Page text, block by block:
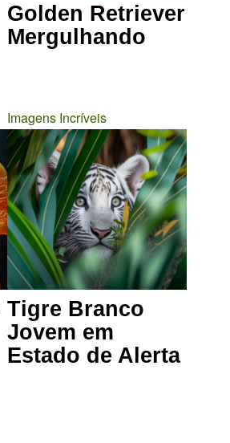
Golden Retriever
Mergulhando
Imagens Incríveis
Tigre Branco
Jovem em
Estado de Alerta